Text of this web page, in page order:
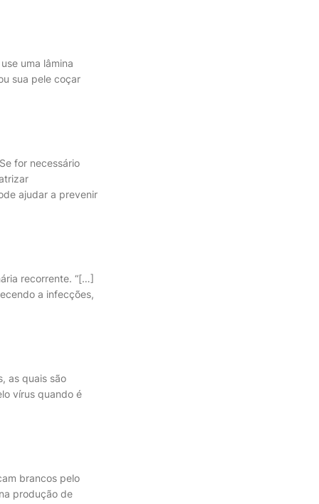
uma lâmina
sua pele coçar
for necessário
ajudar a prevenir
recorrente. “[…]
a infecções,
as quais são
vírus quando é
brancos pelo
produção de